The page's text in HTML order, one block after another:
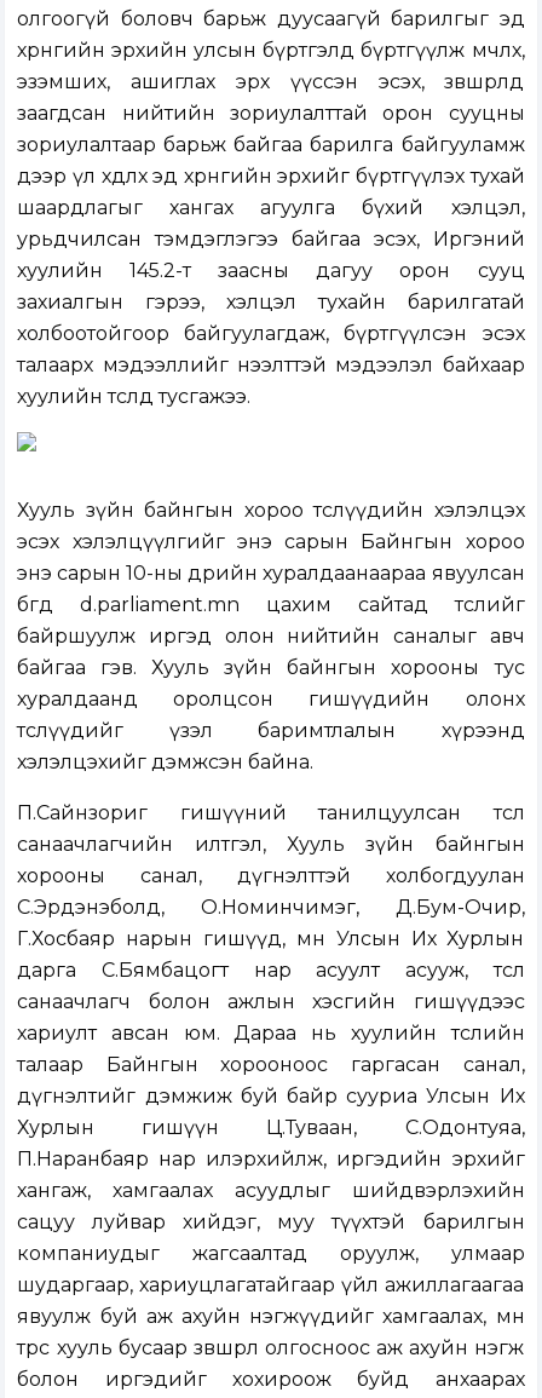
олгоогүй боловч барьж дуусаагүй барилгыг эд
хөрөнгийн эрхийн улсын бүртгэлд бүртгүүлж өмчлөх,
эзэмших, ашиглах эрх үүссэн эсэх, зөвшөөрөлд
заагдсан нийтийн зориулалттай орон сууцны
зориулалтаар барьж байгаа барилга байгууламж
дээр үл хөдлөх эд хөрөнгийн эрхийг бүртгүүлэх тухай
шаардлагыг хангах агуулга бүхий хэлцэл,
урьдчилсан тэмдэглэгээ байгаа эсэх, Иргэний
хуулийн 145.2-т заасны дагуу орон сууц
захиалгын гэрээ, хэлцэл тухайн барилгатай
холбоотойгоор байгуулагдаж, бүртгүүлсэн эсэх
талаарх мэдээллийг нээлттэй мэдээлэл байхаар
хуулийн төсөлд тусгажээ.
Хууль зүйн байнгын хороо төслүүдийн хэлэлцэх
эсэх хэлэлцүүлгийг энэ сарын Байнгын хороо
энэ сарын 10-ны өдрийн хуралдаанаараа явуулсан
бөгөөд d.parliament.mn цахим сайтад төслийг
байршуулж иргэд олон нийтийн саналыг авч
байгаа гэв. Хууль зүйн байнгын хорооны тус
хуралдаанд оролцсон гишүүдийн олонх
төслүүдийг үзэл баримтлалын хүрээнд
хэлэлцэхийг дэмжсэн байна.
П.Сайнзориг гишүүний танилцуулсан төсөл
санаачлагчийн илтгэл, Хууль зүйн байнгын
хорооны санал, дүгнэлттэй холбогдуулан
С.Эрдэнэболд, О.Номинчимэг, Д.Бум-Очир,
Г.Хосбаяр нарын гишүүд, мөн Улсын Их Хурлын
дарга С.Бямбацогт нар асуулт асууж, төсөл
санаачлагч болон ажлын хэсгийн гишүүдээс
хариулт авсан юм. Дараа нь хуулийн төслийн
талаар Байнгын хорооноос гаргасан санал,
дүгнэлтийг дэмжиж буй байр сууриа Улсын Их
Хурлын гишүүн Ц.Туваан, С.Одонтуяа,
П.Наранбаяр нар илэрхийлж, иргэдийн эрхийг
хангаж, хамгаалах асуудлыг шийдвэрлэхийн
сацуу луйвар хийдэг, муу түүхтэй барилгын
компаниудыг жагсаалтад оруулж, улмаар
шударгаар, хариуцлагатайгаар үйл ажиллагаагаа
явуулж буй аж ахуйн нэгжүүдийг хамгаалах, мөн
төрөөс хууль бусаар зөвшөөрөл олгосноос аж ахуйн нэгж
болон иргэдийг хохироож буйд анхаарах